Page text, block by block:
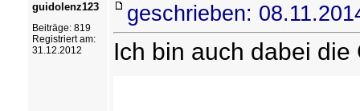
guidolenz123
Beiträge: 819
Registriert am:
31.12.2012
geschrieben:
Ich bin auch dabei